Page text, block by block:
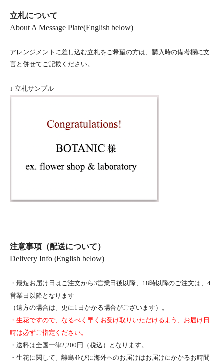
立札について
About A Message Plate(English below)
アレンジメントに差し込む立札をご希望の方は、購入時の備考欄に文
言と併せてご記載ください。
↓ 立札サンプル
注意事項（配送について）
Delivery Info (English below)
・最短お届け日はご注文から3営業日後以降、18時以降のご注文は、4
営業日以降となります
（遠方の場合は、更に1日かかる場合がございます）。
・生花ですので、なるべく早くお受け取りいただけるよう、お届け日
時は必ずご指定ください。
・送料は全国一律2,200円（税込）となります。
・生花に関して、離島並びに海外へのお届けはお届けにかかるお時間